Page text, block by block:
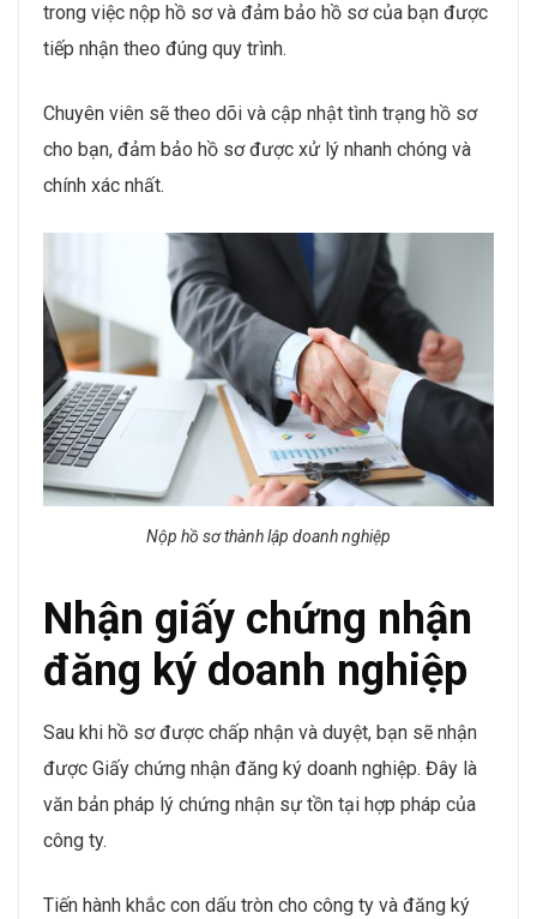
trong việc nộp hồ sơ và đảm bảo hồ sơ của bạn được
tiếp nhận theo đúng quy trình.
Chuyên viên sẽ theo dõi và cập nhật tình trạng hồ sơ
cho bạn, đảm bảo hồ sơ được xử lý nhanh chóng và
chính xác nhất.
Nộp hồ sơ thành lập doanh nghiệp
Nhận giấy chứng nhận
đăng ký doanh nghiệp
Sau khi hồ sơ được chấp nhận và duyệt, bạn sẽ nhận
được Giấy chứng nhận đăng ký doanh nghiệp. Đây là
văn bản pháp lý chứng nhận sự tồn tại hợp pháp của
công ty.
Tiến hành khắc con dấu tròn cho công ty và đăng ký